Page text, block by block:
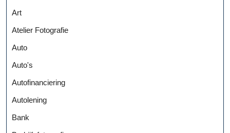
Art
Atelier Fotografie
Auto
Auto's
Autofinanciering
Autolening
Bank